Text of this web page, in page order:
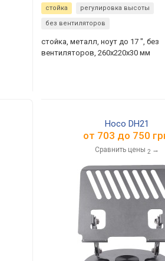
стойка
регулировка высоты
без вентиляторов
стойка, металл, ноут до 17 ", без
вентиляторов, 260x220x30 мм
Hoco DH21
от 703 до 750
Сравнить цены 2 →